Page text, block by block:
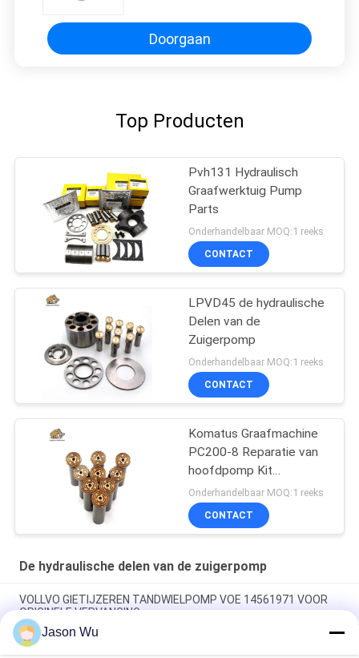
Doorgaan
Top Producten
Pvh131 Hydraulisch
Graafwerktuig Pump
Parts
Onderhandelbaar MOQ:1 reeks
CONTACT
LPVD45 de hydraulische
Delen van de
Zuigerpomp
Onderhandelbaar MOQ:1 reeks
CONTACT
Komatus Graafmachine
PC200-8 Reparatie van
hoofdpomp Kit
Hydraulische pomp
Onderdeel zuigerpomp
Onderhoud reparatie
Onderhandelbaar MOQ:1 reeks
CONTACT
De hydraulische delen van de zuigerpomp
VOLLVO GIETIJZEREN TANDWIELPOMP VOE 14561971 VOOR
ORIGINELE VERVANGING
VOLLVO GIETIJZEREN TANDWIELPOMP VOE 14537295 VOOR
Jason Wu